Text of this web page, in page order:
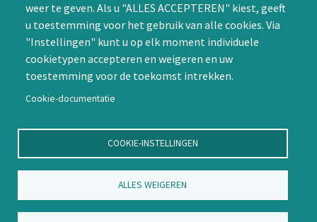
weer te geven. Als u "ALLES ACCEPTEREN" kiest, geeft
u toestemming voor het gebruik van alle cookies. Via
"Instellingen" kunt u op elk moment individuele
cookietypen accepteren en weigeren en uw
toestemming voor de toekomst intrekken.
Cookie-documentatie
COOKIE-INSTELLINGEN
ALLES WEIGEREN
Contact
Nienoord 5, 1112 XE Diemen
info@ntvp.nl
SNSBNL2A te Utrecht
Volg ons op LinkedIn